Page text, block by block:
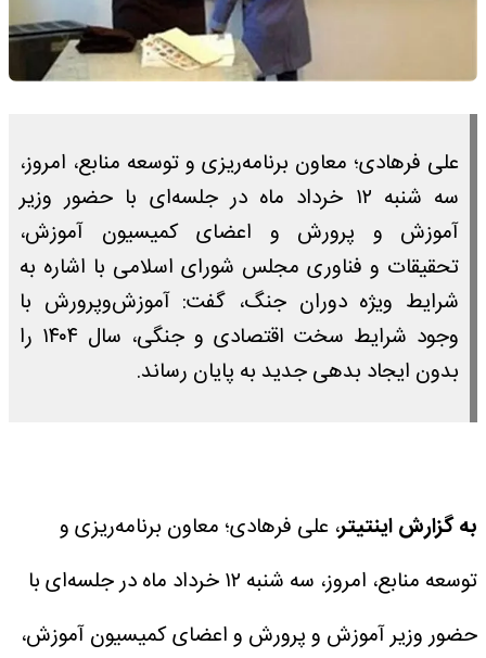
علی فرهادی؛ معاون برنامه‌ریزی و توسعه منابع، امروز،
سه شنبه ۱۲ خرداد ماه در جلسه‌ای با حضور وزیر
آموزش و پرورش و اعضای کمیسیون آموزش،
تحقیقات و فناوری مجلس شورای اسلامی با اشاره به
شرایط ویژه دوران جنگ، گفت: آموزش‌وپرورش با
وجود شرایط سخت اقتصادی و جنگی، سال ۱۴۰۴ را
بدون ایجاد بدهی جدید به پایان رساند.
به گزارش اینتیتر، علی فرهادی؛ معاون برنامه‌ریزی و
توسعه منابع، امروز، سه شنبه ۱۲ خرداد ماه در جلسه‌ای با
حضور وزیر آموزش و پرورش و اعضای کمیسیون آموزش،